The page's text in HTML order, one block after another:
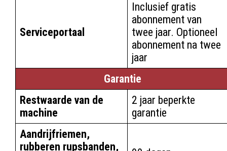
Serviceportaal
Inclusief gratis
abonnement van
twee jaar. Optioneel
abonnement na twee
jaar
Garantie
Restwaarde van de
machine
2 jaar beperkte
garantie
Aandrijfriemen,
rubberen rupsbanden,